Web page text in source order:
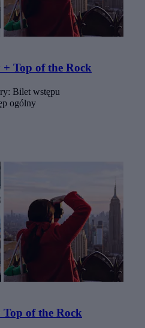
Top of the Rock
Bilet wstępu
ogólny
of the Rock